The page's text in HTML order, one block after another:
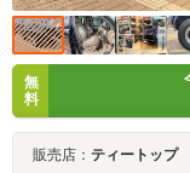
無
料
販売店： ティートップ